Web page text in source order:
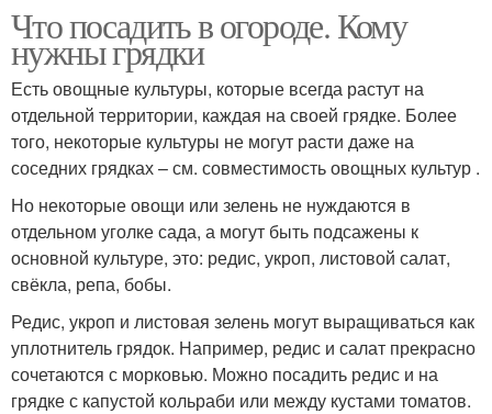
Что посадить в огороде. Кому
нужны грядки
Есть овощные культуры, которые всегда растут на
отдельной территории, каждая на своей грядке. Более
того, некоторые культуры не могут расти даже на
соседних грядках – см. совместимость овощных культур .
Но некоторые овощи или зелень не нуждаются в
отдельном уголке сада, а могут быть подсажены к
основной культуре, это: редис, укроп, листовой салат,
свёкла, репа, бобы.
Редис, укроп и листовая зелень могут выращиваться как
уплотнитель грядок. Например, редис и салат прекрасно
сочетаются с морковью. Можно посадить редис и на
грядке с капустой кольраби или между кустами томатов.